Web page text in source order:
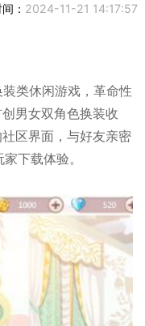
： 2024-11-21 14:17:57
类休闲游戏，革命性
男女双角色换装收
区界面，与好友亲密
下载体验。